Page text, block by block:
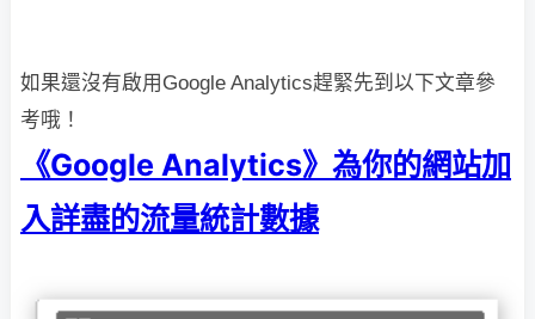
如果還沒有啟用Google Analytics趕緊先到以下文章參
考哦！
《Google Analytics》為你的網站加
入詳盡的流量統計數據